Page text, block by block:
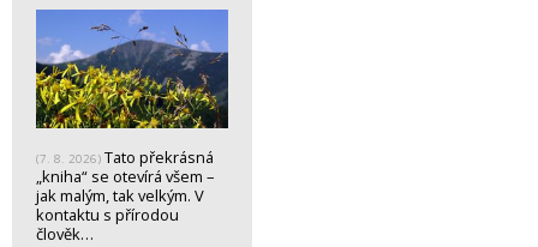
(7. 8. 2026) Tato překrásná
„kniha“ se otevírá všem –
jak malým, tak velkým. V
kontaktu s přírodou
člověk…